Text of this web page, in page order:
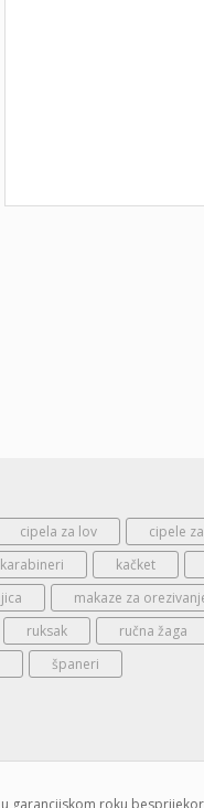
cipela za lov cipele
karabineri kačket
makaze za
ruksak ručna žaga
španeri